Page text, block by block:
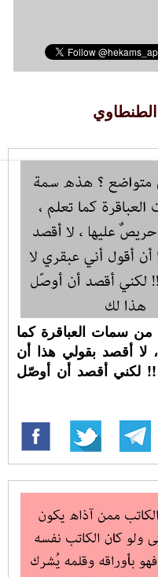
سمات العباقرة كما
لا أقصد بقولي هذا أن
!! لكني أقصد أن أوصّل